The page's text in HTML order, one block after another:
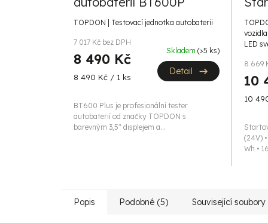
A
TOPDON | Testovací jednotka autobaterii
7 017 Kč bez DPH
8 490 Kč
Měrná
8 490 Kč / 1 ks
Skladem (>5 ks)
Detail
BT600 Plus je profesionální tester
autobaterií od značky TOPDON s
barevným 3,5" displejem a...
LED
8 669
10
Měrná
10
(24V)
Wh •
Popis Podobné (5) Související soubory